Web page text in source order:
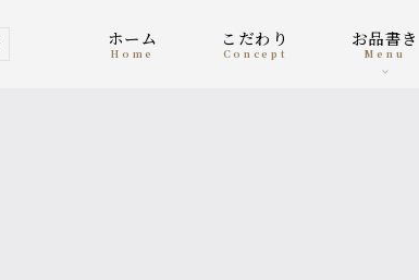
ホーム
home
こだわり
concept
お品書き
menu